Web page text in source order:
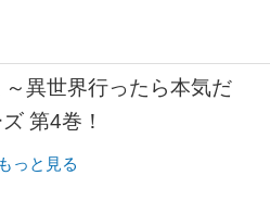
異世界行ったら本気だ
第4巻！
もっと見る